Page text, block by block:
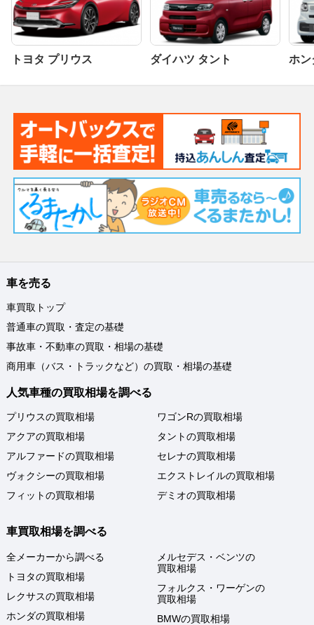
トヨタ プリウス ダイハツ タント ホン
車を売る
車買取トップ
普通車の買取・査定の基礎
事故車・不動車の買取・相場の基礎
商用車（バス・トラックなど）の買取・相場の基礎
人気車種の買取相場を調べる
プリウスの買取相場
アクアの買取相場
アルファードの買取相場
ヴォクシーの買取相場
フィットの買取相場
ワゴンRの買取相場
タントの買取相場
セレナの買取相場
エクストレイルの買取相場
デミオの買取相場
車買取相場を調べる
全メーカーから調べる
トヨタの買取相場
レクサスの買取相場
ホンダの買取相場
メルセデス・ベンツの
買取相場
フォルクス・ワーゲンの
買取相場
BMWの買取相場